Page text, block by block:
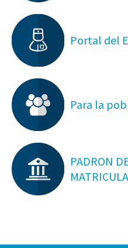
Portal del
Para la
PADRON